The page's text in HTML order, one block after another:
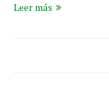
Leer más